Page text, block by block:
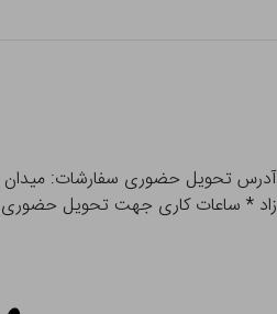
زاد * ساعات کاری جهت تحویل حضوری از فروشگاه و ارسال